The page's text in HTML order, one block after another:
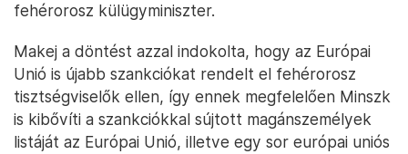
fehérorosz külügyminiszter.
Makej a döntést azzal indokolta, hogy az Európai
Unió is újabb szankciókat rendelt el fehérorosz
tisztségviselők ellen, így ennek megfelelően Minszk
is kibővíti a szankciókkal sújtott magánszemélyek
listáját az Európai Unió, illetve egy sor európai uniós